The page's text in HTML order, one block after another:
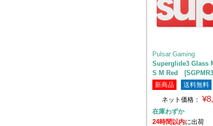
Pulsar Gaming
Superglide3 Glass
S M Red
新商品
送料無料
ネット価格：
在庫わずか
24時間以内に出荷